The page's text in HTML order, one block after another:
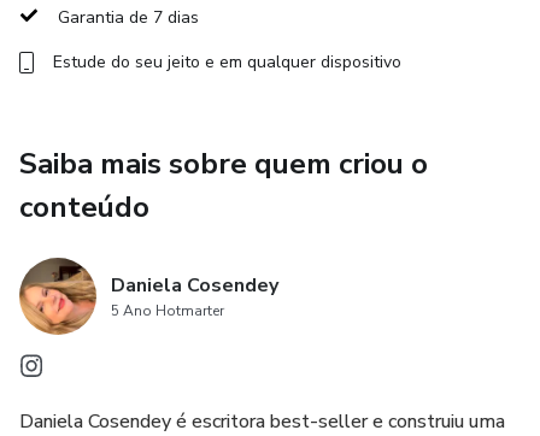
Garantia de 7 dias
Estude do seu jeito e em qualquer dispositivo
Saiba mais sobre quem criou o
conteúdo
Daniela Cosendey
5 Ano Hotmarter
Daniela Cosendey é escritora best-seller e construiu uma